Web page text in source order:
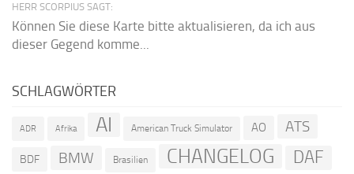
HERR SCORPIUS SAGT:
Können Sie diese Karte bitte aktualisieren, da ich aus
dieser Gegend komme...
SCHLAGWÖRTER
ADR Afrika AI American Truck Simulator AO ATS
BDF BMW Brasilien CHANGELOG DAF